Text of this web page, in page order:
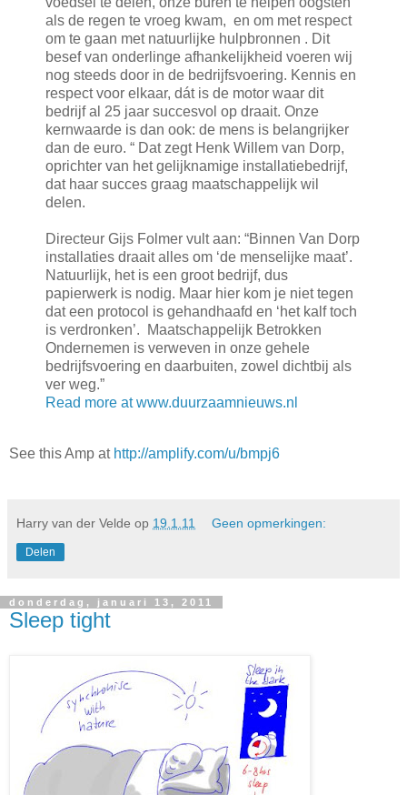
als de regen te vroeg kwam, en om met respect
om te gaan met natuurlijke hulpbronnen . Dit
besef van onderlinge afhankelijkheid voeren wij
nog steeds door in de bedrijfsvoering. Kennis en
respect voor elkaar, dát is de motor waar dit
bedrijf al 25 jaar succesvol op draait. Onze
kernwaarde is dan ook: de mens is belangrijker
dan de euro. “ Dat zegt Henk Willem van Dorp,
oprichter van het gelijknamige installatiebedrijf,
dat haar succes graag maatschappelijk wil
delen.
Directeur Gijs Folmer vult aan: “Binnen Van Dorp
installaties draait alles om ‘de menselijke maat’.
Natuurlijk, het is een groot bedrijf, dus
papierwerk is nodig. Maar hier kom je niet tegen
dat een protocol is gehandhaafd en ‘het kalf toch
is verdronken’. Maatschappelijk Betrokken
Ondernemen is verweven in onze gehele
bedrijfsvoering en daarbuiten, zowel dichtbij als
ver weg.”
Read more at www.duurzaamnieuws.nl
See this Amp at http://amplify.com/u/bmpj6
Harry van der Velde op 19.1.11 Geen opmerkingen:
Delen
donderdag, januari 13, 2011
Sleep tight